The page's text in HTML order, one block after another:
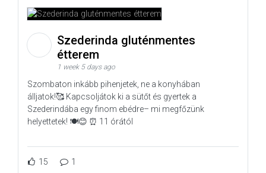
Szederinda gluténmentes
étterem
1 week 5 days ago
Szombaton inkább pihenjetek, ne a konyhában
álljatok!🥰 Kapcsoljátok ki a sütőt és gyertek a
Szederindába egy finom ebédre– mi megfőzünk
helyettetek! 🍽️😊 ⏰ 11 órától
15 1